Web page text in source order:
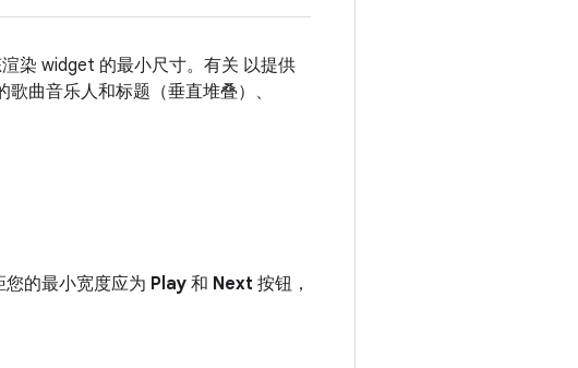
染 widget 的最小尺寸。有关 以提供
曲音乐人和标题（垂直堆叠）、
的最小宽度应为 Play 和 Next 按钮，